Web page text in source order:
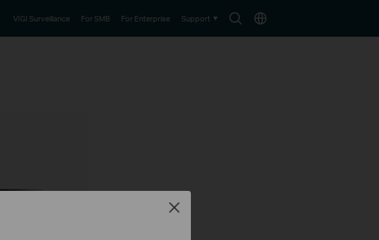
SearchChoose
VIGI Surveillance For SMB For Enterprise Support
Close